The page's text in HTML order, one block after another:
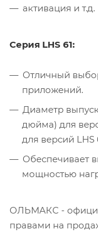
активация и т.д.
Серия LHS 61:
Отличный
приложений.
Диаметр
дюйма) для
для версий LHS
Обеспечивает
мощностью
ОЛЬМАКС -
правами на